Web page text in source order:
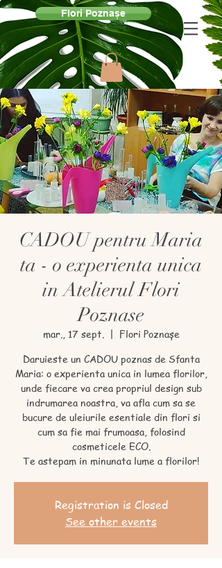
Flori Poznașe
CADOU pentru Maria
ta - o experienta unica
in Atelierul Flori
Poznase
mar., 17 sept.
  |
Flori Poznașe
Daruieste un CADOU poznas de Sfanta
Maria: o experienta unica in lumea florilor,
unde fiecare va crea propriul design sub
indrumarea noastra, va afla cum sa se
bucure de uleiurile esentiale din flori si
cum sa fie mai frumoasa, folosind
cosmeticele ECO.
Registration is Closed
See other events